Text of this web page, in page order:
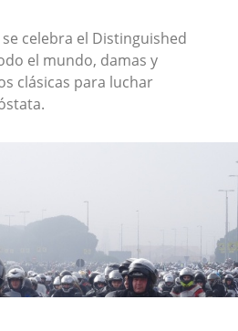
celebra el Distinguished
el mundo, damas y
clásicas para luchar